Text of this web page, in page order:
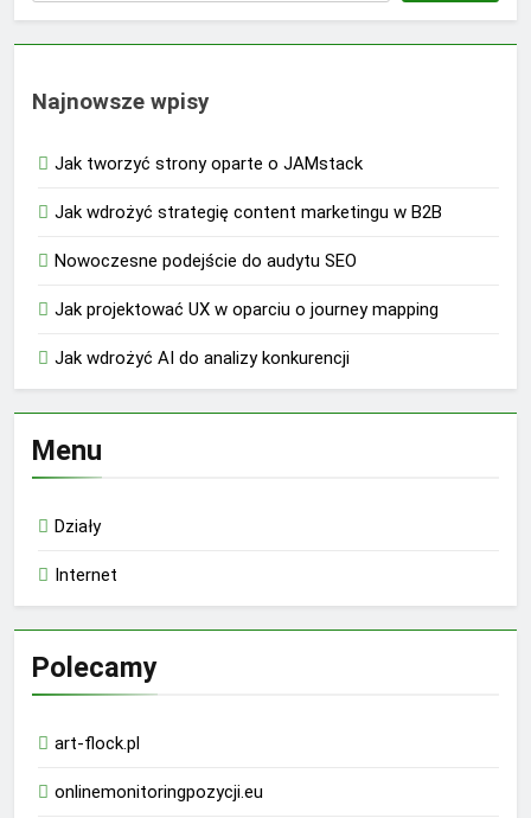
Najnowsze wpisy
Jak tworzyć strony oparte o JAMstack
Jak wdrożyć strategię content marketingu w B2B
Nowoczesne podejście do audytu SEO
Jak projektować UX w oparciu o journey mapping
Jak wdrożyć AI do analizy konkurencji
Menu
Działy
Internet
Polecamy
art-flock.pl
onlinemonitoringpozycji.eu